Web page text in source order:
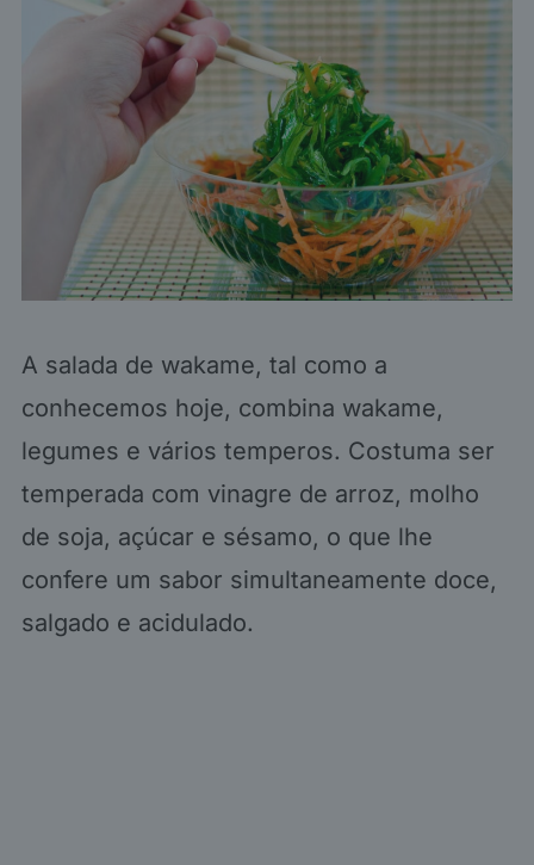
A salada de wakame, tal como a
conhecemos hoje, combina wakame,
legumes e vários temperos. Costuma ser
temperada com vinagre de arroz, molho
de soja, açúcar e sésamo, o que lhe
confere um sabor simultaneamente doce,
salgado e acidulado.